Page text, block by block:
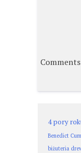
4 pory
Benedict
biżuteria